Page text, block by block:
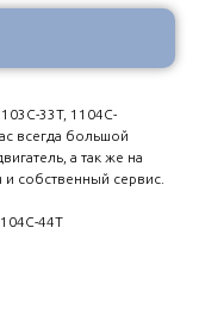
33T, 1104C-
всегда большой
а так же на
и собственный сервис.
44T